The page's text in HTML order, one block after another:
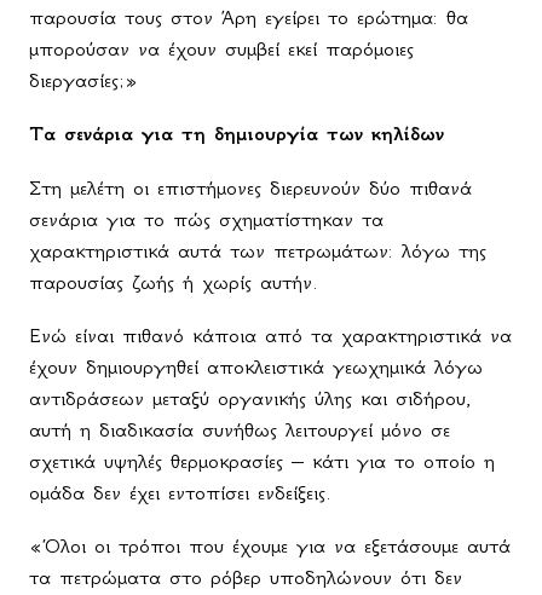
παρουσία τους στον Άρη εγείρει το ερώτημα: θα
μπορούσαν να έχουν συμβεί εκεί παρόμοιες
διεργασίες;»
Τα σενάρια για τη δημιουργία των κηλίδων
Στη μελέτη οι επιστήμονες διερευνούν δύο πιθανά
σενάρια για το πώς σχηματίστηκαν τα
χαρακτηριστικά αυτά των πετρωμάτων: λόγω της
παρουσίας ζωής ή χωρίς αυτήν.
Ενώ είναι πιθανό κάποια από τα χαρακτηριστικά να
έχουν δημιουργηθεί αποκλειστικά γεωχημικά λόγω
αντιδράσεων μεταξύ οργανικής ύλης και σιδήρου,
αυτή η διαδικασία συνήθως λειτουργεί μόνο σε
σχετικά υψηλές θερμοκρασίες – κάτι για το οποίο η
ομάδα δεν έχει εντοπίσει ενδείξεις.
«Όλοι οι τρόποι που έχουμε για να εξετάσουμε αυτά
τα πετρώματα στο ρόβερ υποδηλώνουν ότι δεν